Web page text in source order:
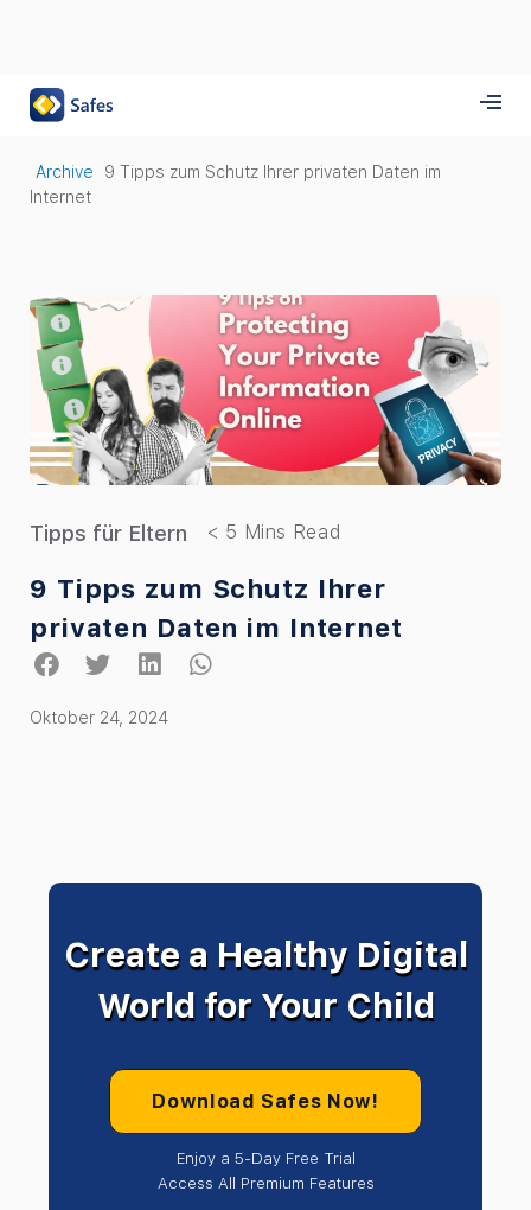
Archive
9 Tipps zum Schutz Ihrer privaten Daten im
Internet
Tipps für Eltern
9 Tipps zum Schutz Ihrer
privaten Daten im Internet
Oktober 24, 2024
Create a Healthy Digital
World for Your Child
Download Safes Now!
Enjoy a 5-Day Free Trial
Access All Premium Features